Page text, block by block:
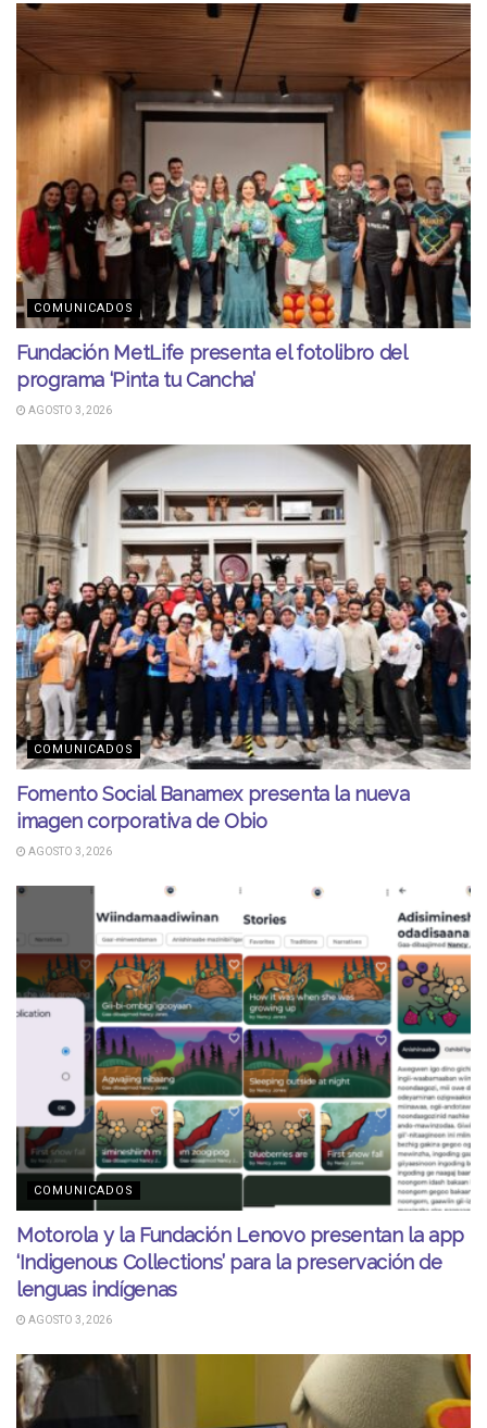
COMUNICADOS
Fundación MetLife presenta el fotolibro del
programa ‘Pinta tu Cancha’
AGOSTO 3, 2026
COMUNICADOS
Fomento Social Banamex presenta la nueva
imagen corporativa de Obio
AGOSTO 3, 2026
COMUNICADOS
Motorola y la Fundación Lenovo presentan la app
‘Indigenous Collections’ para la preservación de
lenguas indígenas
AGOSTO 3, 2026